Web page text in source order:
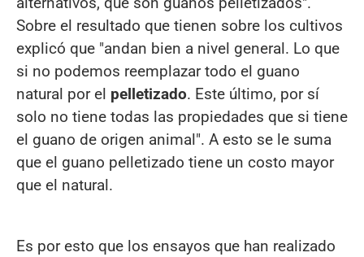
Sobre el resultado que tienen sobre los cultivos
explicó que "andan bien a nivel general. Lo que
si no podemos reemplazar todo el guano
natural por el pelletizado. Este último, por sí
solo no tiene todas las propiedades que si tiene
el guano de origen animal". A esto se le suma
que el guano pelletizado tiene un costo mayor
que el natural.
Es por esto que los ensayos que han realizado